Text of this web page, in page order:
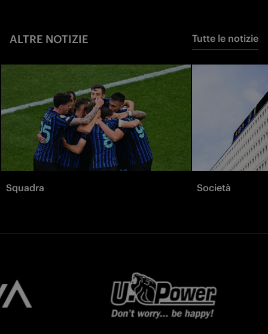
ALTRE NOTIZIE Tutte le notizie
Squadra Società